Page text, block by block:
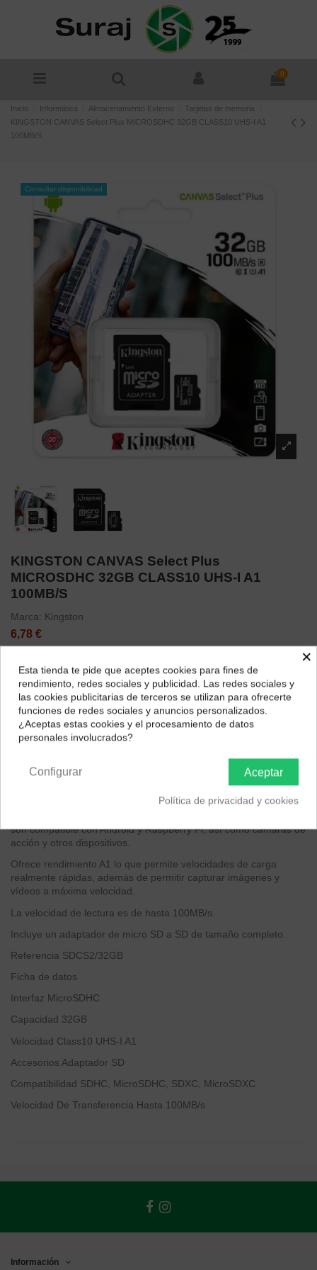
0
Inicio Informática Almacenamiento Externo
Tarjetas de memoria
KINGSTON CANVAS Select Plus MICROSDHC 32GB CLASS10 UHS-I A1
100MB/S
Consultar disponibilidad
KINGSTON CANVAS Select Plus
MICROSDHC 32GB CLASS10 UHS-I A1
100MB/S
Marca: Kingston
6,78 €
son compatible con Android y Raspberry Pi, así como cámaras de
acción y otros dispositivos.
Ofrece rendimiento A1 lo que permite velocidades de carga
realmente rápidas, además de permitir capturar imágenes y
vídeos a máxima velocidad.
La velocidad de lectura es de hasta 100MB/s.
Incluye un adaptador de micro SD a SD de tamaño completo.
Referencia SDCS2/32GB
Ficha de datos
Interfaz MicroSDHC
Capacidad 32GB
Velocidad Class10 UHS-I A1
Accesorios Adaptador SD
Compatibilidad SDHC, MicroSDHC, SDXC, MicroSDXC
Velocidad De Transferencia Hasta 100MB/s
Información
¿Dónde deseas recibir tu pedido?
Selecciona tu ubicación para mostrarte los precios e
impuestos correctos para tu región.
×
Esta tienda te pide que aceptes cookies para fines de
rendimiento, redes sociales y publicidad. Las redes sociales y
las cookies publicitarias de terceros se utilizan para ofrecerte
funciones de redes sociales y anuncios personalizados.
¿Aceptas estas cookies y el procesamiento de datos
personales involucrados?
Aceptar
Configurar
Política de privacidad y cookies